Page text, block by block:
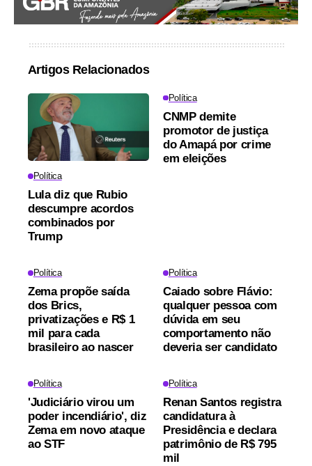
Artigos Relacionados
Política
Lula diz que Rubio
descumpre acordos
combinados por
Trump
Política
CNMP demite
promotor de justiça
do Amapá por crime
em eleições
Política
Zema propõe saída
dos Brics,
privatizações e R$ 1
mil para cada
brasileiro ao nascer
Política
Caiado sobre Flávio:
qualquer pessoa com
dúvida em seu
comportamento não
deveria ser candidato
Política
'Judiciário virou um
poder incendiário', diz
Zema em novo ataque
ao STF
Política
Renan Santos registra
candidatura à
Presidência e declara
patrimônio de R$ 795
mil